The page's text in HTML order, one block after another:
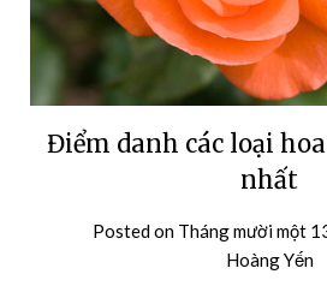
Điểm danh các loại
nhất
Posted on Tháng mười một
Hoàng Yến